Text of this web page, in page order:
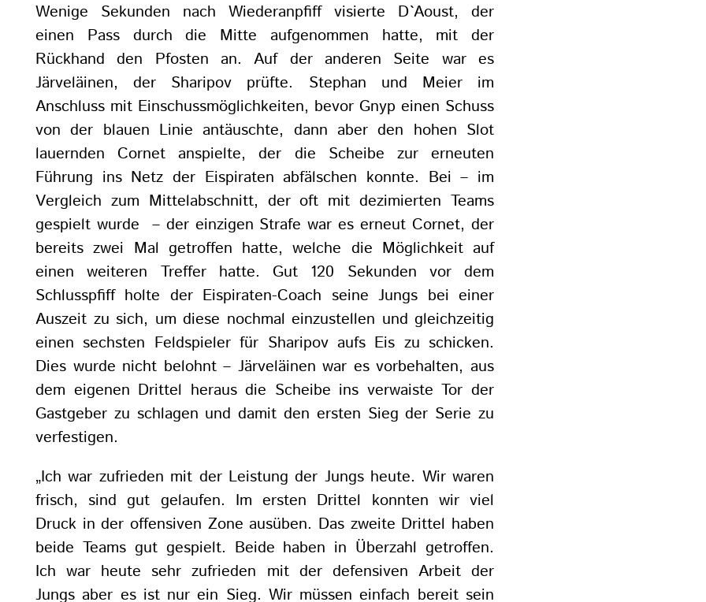
Wenige Sekunden nach Wiederanpfiff visierte D`Aoust, der
einen Pass durch die Mitte aufgenommen hatte, mit der
Rückhand den Pfosten an. Auf der anderen Seite war es
Järveläinen, der Sharipov prüfte. Stephan und Meier im
Anschluss mit Einschussmöglichkeiten, bevor Gnyp einen Schuss
von der blauen Linie antäuschte, dann aber den hohen Slot
lauernden Cornet anspielte, der die Scheibe zur erneuten
Führung ins Netz der Eispiraten abfälschen konnte. Bei – im
Vergleich zum Mittelabschnitt, der oft mit dezimierten Teams
gespielt wurde – der einzigen Strafe war es erneut Cornet, der
bereits zwei Mal getroffen hatte, welche die Möglichkeit auf
einen weiteren Treffer hatte. Gut 120 Sekunden vor dem
Schlusspfiff holte der Eispiraten-Coach seine Jungs bei einer
Auszeit zu sich, um diese nochmal einzustellen und gleichzeitig
einen sechsten Feldspieler für Sharipov aufs Eis zu schicken.
Dies wurde nicht belohnt – Järveläinen war es vorbehalten, aus
dem eigenen Drittel heraus die Scheibe ins verwaiste Tor der
Gastgeber zu schlagen und damit den ersten Sieg der Serie zu
verfestigen.
„Ich war zufrieden mit der Leistung der Jungs heute. Wir waren
frisch, sind gut gelaufen. Im ersten Drittel konnten wir viel
Druck in der offensiven Zone ausüben. Das zweite Drittel haben
beide Teams gut gespielt. Beide haben in Überzahl getroffen.
Ich war heute sehr zufrieden mit der defensiven Arbeit der
Jungs aber es ist nur ein Sieg. Wir müssen einfach bereit sein